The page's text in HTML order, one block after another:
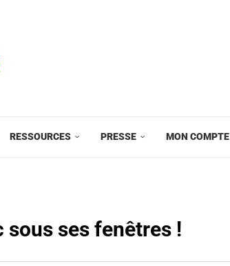
RESSOURCES PRESSE MON COMPTE
ses fenêtres !